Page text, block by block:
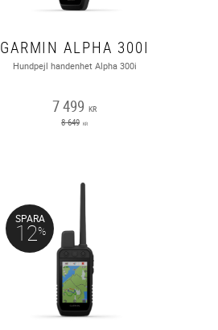
GARMIN ALPHA 300I
Hundpejl handenhet Alpha 300i
7 499 KR
8 649 KR
SPARA
12%